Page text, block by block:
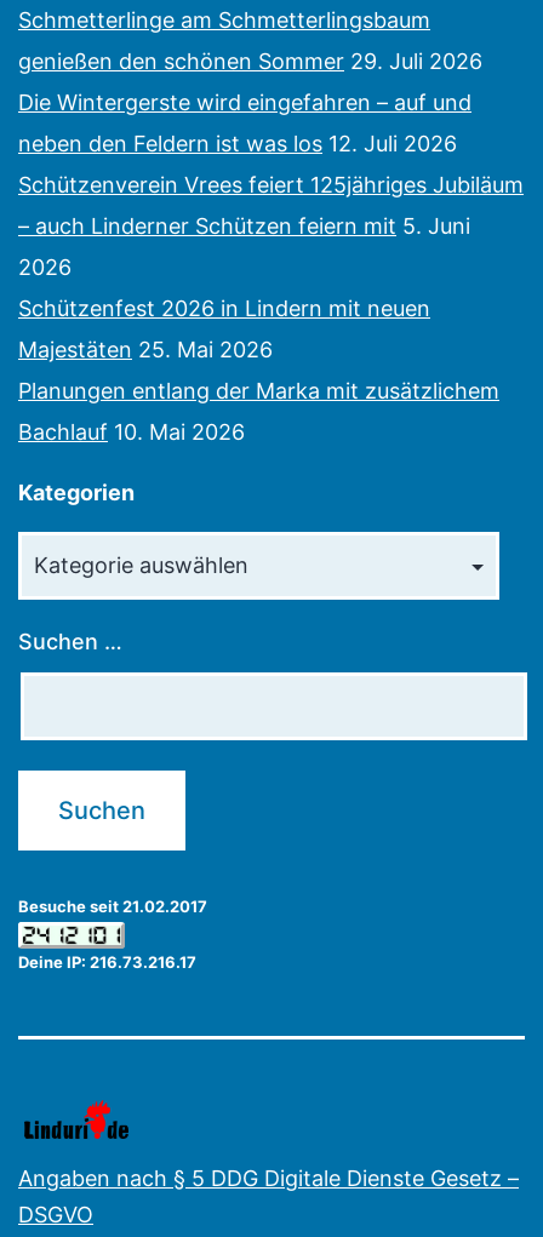
Schmetterlinge am Schmetterlingsbaum
genießen den schönen Sommer 29. Juli 2026
Die Wintergerste wird eingefahren – auf und
neben den Feldern ist was los 12. Juli 2026
Schützenverein Vrees feiert 125jähriges Jubiläum
– auch Linderner Schützen feiern mit 5. Juni
2026
Schützenfest 2026 in Lindern mit neuen
Majestäten 25. Mai 2026
Planungen entlang der Marka mit zusätzlichem
Bachlauf 10. Mai 2026
Kategorien
Suchen …
Besuche seit 21.02.2017
Deine IP: 216.73.216.17
Angaben nach § 5 DDG Digitale Dienste Gesetz –
DSGVO